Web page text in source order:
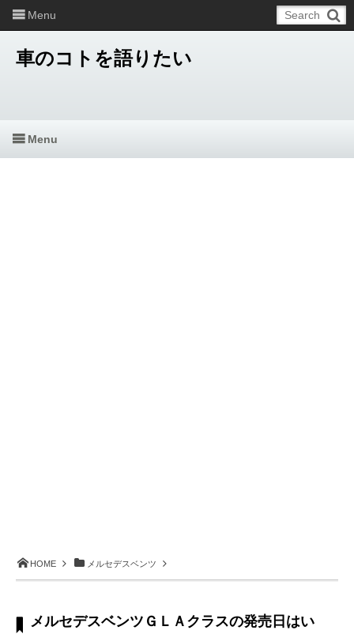
車のコトを語りたい
HOME メルセデスベンツ
メルセデスベンツＧＬＡクラスの発売日はい
Menu
Menu